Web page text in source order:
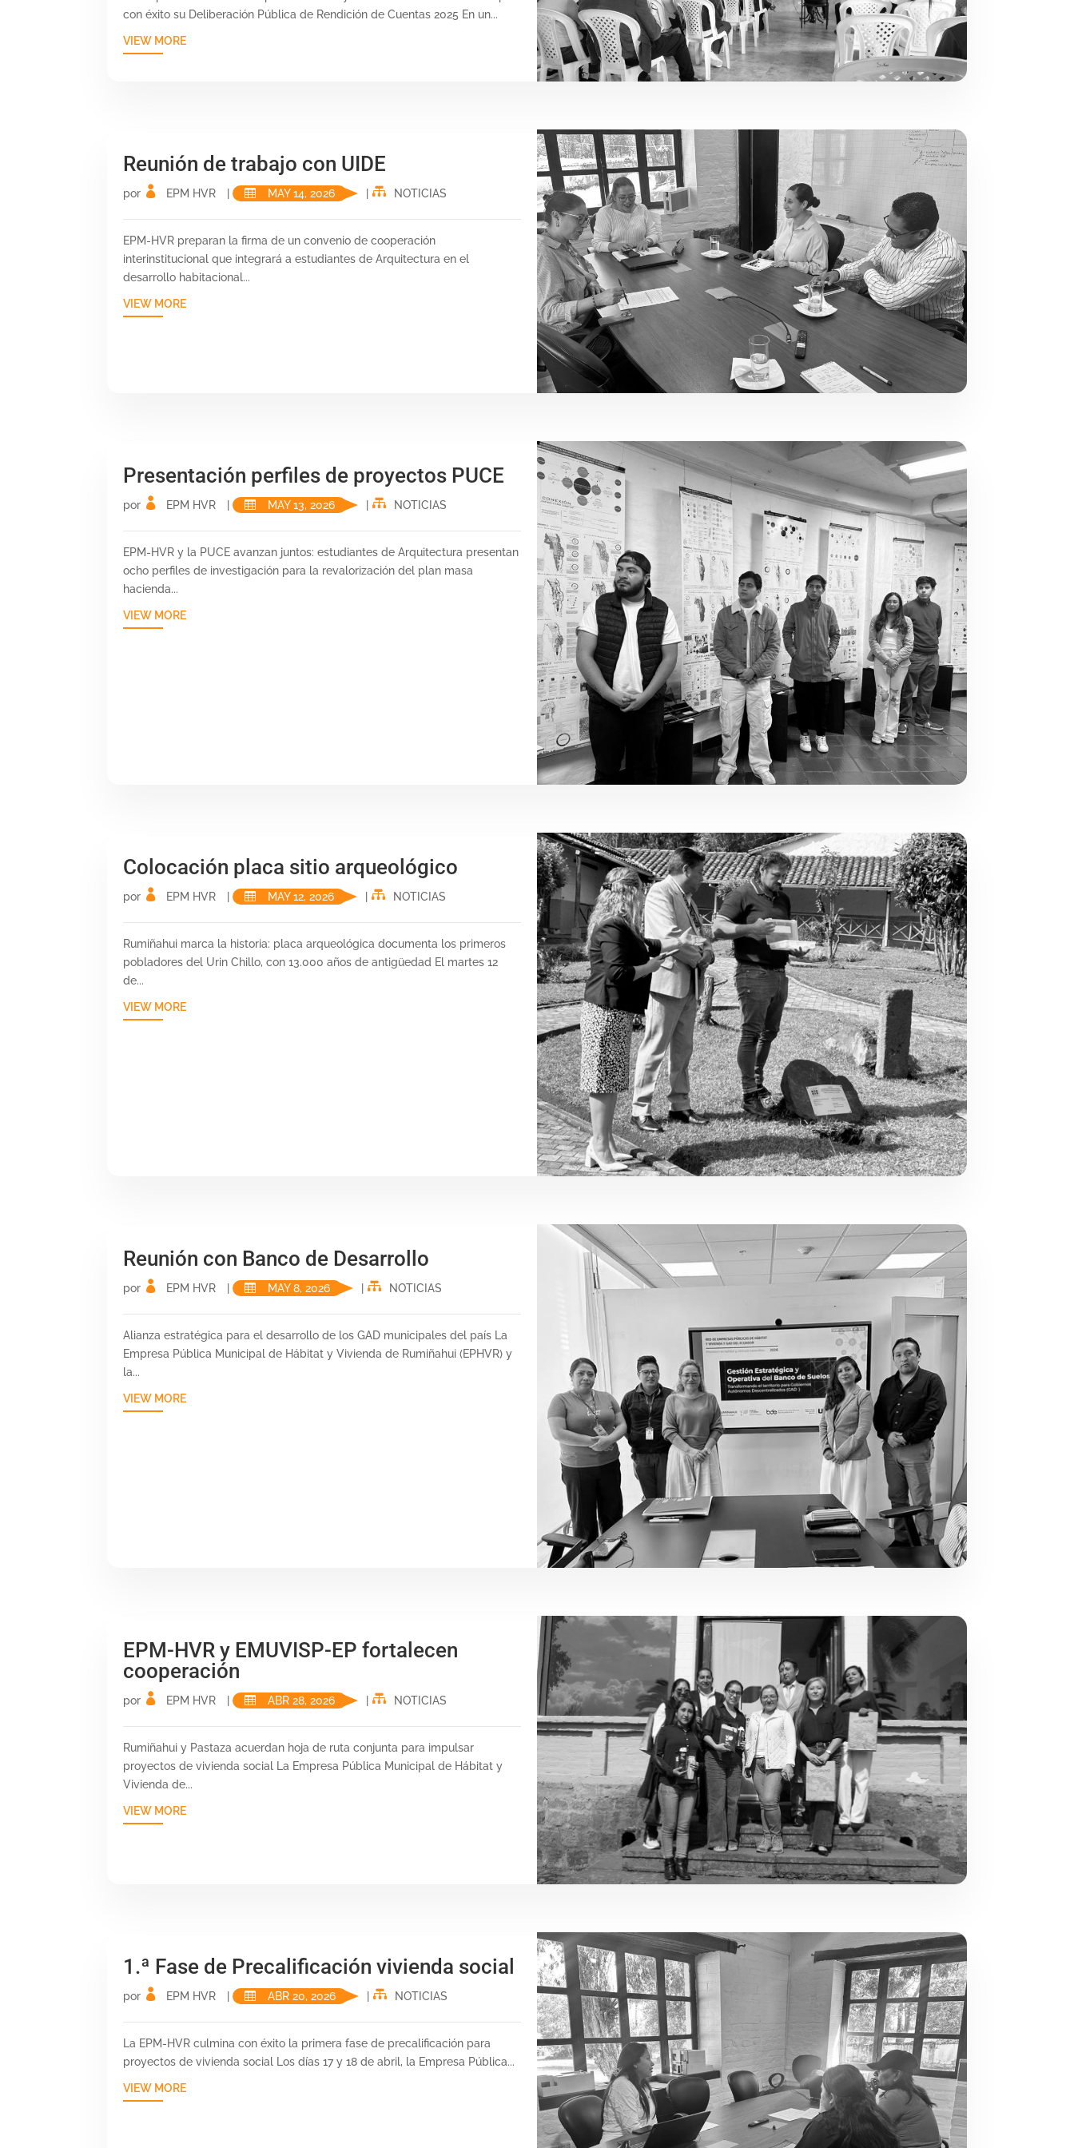
con éxito su Deliberación Pública de Rendición de Cuentas 2025 En un...
VIEW MORE
Reunión de trabajo con UIDE
por EPM HVR | MAY 14, 2026 | NOTICIAS
EPM-HVR preparan la firma de un convenio de cooperación
interinstitucional que integrará a estudiantes de Arquitectura en el
desarrollo habitacional...
VIEW MORE
Presentación perfiles de proyectos PUCE
por EPM HVR | MAY 13, 2026 NOTICIAS
EPM-HVR y la PUCE avanzan juntos: estudiantes de Arquitectura presentan
ocho perfiles de investigación para la revalorización del plan masa
hacienda...
VIEW MORE
Colocación placa sitio arqueológico
por EPM HVR | MAY 12, 2026 NOTICIAS
Rumiñahui marca la historia: placa arqueológica documenta los primeros
pobladores del Urin Chillo, con 13.000 años de antigüedad El martes 12
de...
VIEW MORE
Reunión con Banco de Desarrollo
por EPM HVR | MAY 8, 2026 NOTICIAS
Alianza estratégica para el desarrollo de los GAD municipales del país La
Empresa Pública Municipal de Hábitat y Vivienda de Rumiñahui (EPHVR) y
la...
VIEW MORE
EPM-HVR y EMUVISP-EP fortalecen
cooperación
por EPM HVR | ABR 28, 2026 NOTICIAS
Rumiñahui y Pastaza acuerdan hoja de ruta conjunta para impulsar
proyectos de vivienda social La Empresa Pública Municipal de Hábitat y
Vivienda de...
VIEW MORE
1.ª Fase de Precalificación vivienda social
por EPM HVR | ABR 20, 2026 NOTICIAS
La EPM-HVR culmina con éxito la primera fase de precalificación para
proyectos de vivienda social Los días 17 y 18 de abril, la Empresa Pública...
VIEW MORE